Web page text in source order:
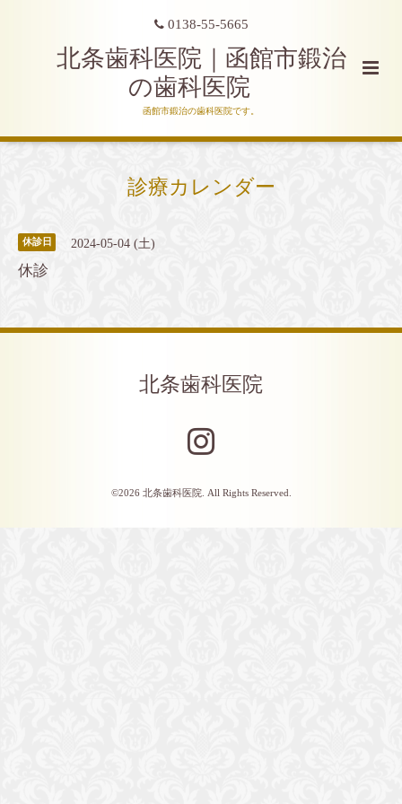
0138-55-5665
北条歯科医院｜函館市鍛治
の歯科医院
函館市鍛治の歯科医院です。
診療カレンダー
休診日 2024-05-04 (土)
休診
北条歯科医院
©2026 北条歯科医院. All Rights Reserved.